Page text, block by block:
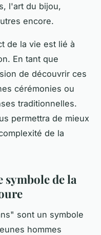
l'art du bijou,
encore.
de la vie est lié à
En tant que
de découvrir ces
cérémonies ou
traditionnelles.
permettra de mieux
de la
symbole de la
sont un symbole
hommes